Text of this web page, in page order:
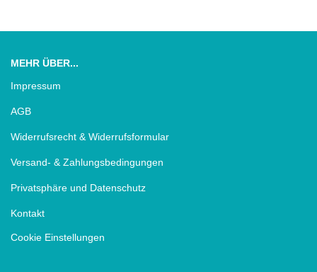
MEHR ÜBER...
Impressum
AGB
Widerrufsrecht & Widerrufsformular
Versand- & Zahlungsbedingungen
Privatsphäre und Datenschutz
Kontakt
Cookie Einstellungen